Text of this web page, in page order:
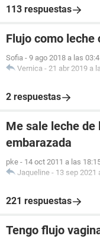
113 respuestas
Flujo como leche
Sofia - 9 ago 2018 a las
Vernica - 21 abr 2019 a
2 respuestas
Me sale leche
embarazada
pke - 14 oct 2011 a las
Jaqueline - 13 sep 2021
221 respuestas
Tengo flujo